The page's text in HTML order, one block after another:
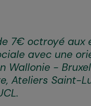
7€ octroyé aux
avec une
-
Ateliers Saint-